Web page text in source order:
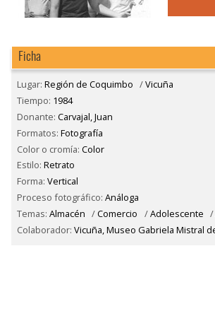
Ficha
Lugar: Región de Coquimbo /Vicuña
Tiempo: 1984
Donante: Carvajal, Juan
Formatos: Fotografía
Color o cromía: Color
Estilo: Retrato
Forma: Vertical
Proceso fotográfico: Análoga
Temas: Almacén /Comercio /Adolescente
Colaborador: Vicuña, Museo Gabriela Mistral